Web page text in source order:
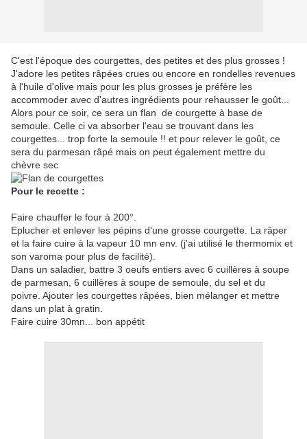
C'est l'époque des courgettes, des petites et des plus grosses !
J'adore les petites râpées crues ou encore en rondelles revenues
à l'huile d'olive mais pour les plus grosses je préfère les
accommoder avec d'autres ingrédients pour rehausser le goût...
Alors pour ce soir, ce sera un flan de courgette à base de
semoule. Celle ci va absorber l'eau se trouvant dans les
courgettes... trop forte la semoule !! et pour relever le goût, ce
sera du parmesan râpé mais on peut également mettre du
chèvre sec
Pour le recette :
Faire chauffer le four à 200°.
Eplucher et enlever les pépins d'une grosse courgette. La râper
et la faire cuire à la vapeur 10 mn env. (j'ai utilisé le thermomix et
son varoma pour plus de facilité).
Dans un saladier, battre 3 oeufs entiers avec 6 cuillères à soupe
de parmesan, 6 cuillères à soupe de semoule, du sel et du
poivre. Ajouter les courgettes râpées, bien mélanger et mettre
dans un plat à gratin.
Faire cuire 30mn... bon appétit